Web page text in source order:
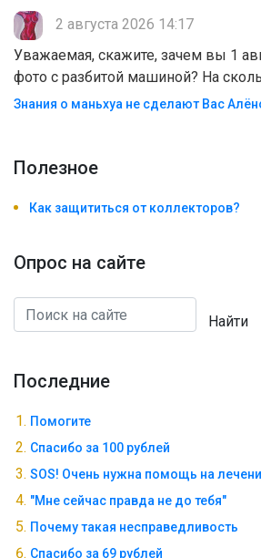
2 августа 2026 14:17
Уважаемая, скажите, зачем вы 1
фото с разбитой машиной? На
Знания о маньхуа не сделают Вас
Полезноe
Как защититься от коллекторов?
Опрос на сайте
Найти
Последние
Помогите
Спасибо за 100 рублей
SOS! Очень нужна помощь на
"Мне сейчас правда не до тебя"
Почему такая несправедливость
Спасибо за 69 рублей